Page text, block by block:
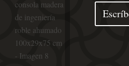
roble
ahumado